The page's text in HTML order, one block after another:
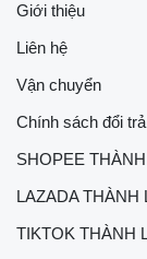
Giới thiệu
Liên hệ
Vận chuyển
Chính sách đổi trả
SHOPEE
LAZADA THÀNH
TIKTOK THÀNH